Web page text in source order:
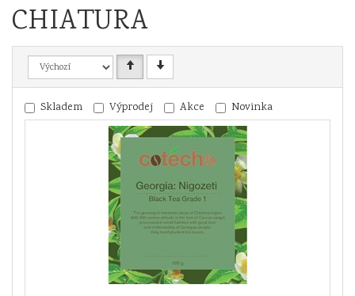
CHIATURA
Skladem Výprodej Akce Novinka